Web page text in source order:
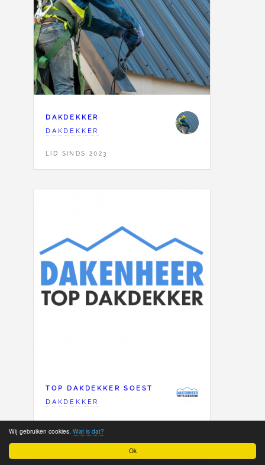
Ok
Wij gebruiken cookies. Wat is dat?
DAKDEKKER
DAKDEKKER
LID SINDS 2023
TOP DAKDEKKER SOEST
DAKDEKKER